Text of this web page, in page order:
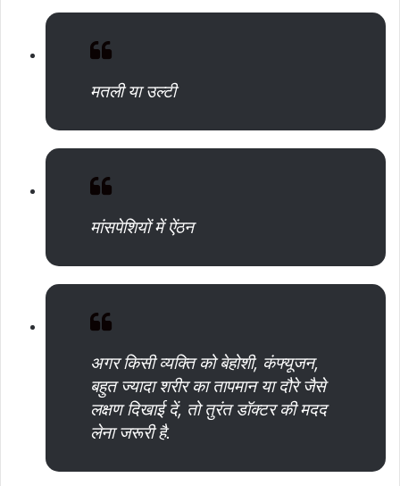
मतली या उल्टी
मांसपेशियों में ऐंठन
अगर किसी व्यक्ति को बेहोशी, कंफ्यूजन,
बहुत ज्यादा शरीर का तापमान या दौरे जैसे
लक्षण दिखाई दें, तो तुरंत डॉक्टर की मदद
लेना जरूरी है.